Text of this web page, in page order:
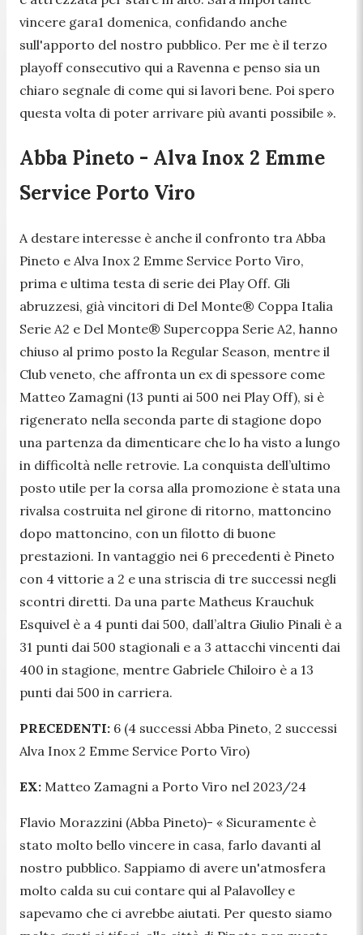
vincere gara1 domenica, confidando anche
sull'apporto del nostro pubblico. Per me è il terzo
playoff consecutivo qui a Ravenna e penso sia un
chiaro segnale di come qui si lavori bene. Poi spero
questa volta di poter arrivare più avanti possibile ».
Abba Pineto - Alva Inox 2 Emme
Service Porto Viro
A destare interesse è anche il confronto tra Abba
Pineto e Alva Inox 2 Emme Service Porto Viro,
prima e ultima testa di serie dei Play Off. Gli
abruzzesi, già vincitori di Del Monte® Coppa Italia
Serie A2 e Del Monte® Supercoppa Serie A2, hanno
chiuso al primo posto la Regular Season, mentre il
Club veneto, che affronta un ex di spessore come
Matteo Zamagni (13 punti ai 500 nei Play Off), si è
rigenerato nella seconda parte di stagione dopo
una partenza da dimenticare che lo ha visto a lungo
in difficoltà nelle retrovie. La conquista dell’ultimo
posto utile per la corsa alla promozione è stata una
rivalsa costruita nel girone di ritorno, mattoncino
dopo mattoncino, con un filotto di buone
prestazioni. In vantaggio nei 6 precedenti è Pineto
con 4 vittorie a 2 e una striscia di tre successi negli
scontri diretti. Da una parte Matheus Krauchuk
Esquivel è a 4 punti dai 500, dall’altra Giulio Pinali è a
31 punti dai 500 stagionali e a 3 attacchi vincenti dai
400 in stagione, mentre Gabriele Chiloiro è a 13
punti dai 500 in carriera.
PRECEDENTI: 6 (4 successi Abba Pineto, 2 successi
Alva Inox 2 Emme Service Porto Viro)
EX: Matteo Zamagni a Porto Viro nel 2023/24
Flavio Morazzini (Abba Pineto)- « Sicuramente è
stato molto bello vincere in casa, farlo davanti al
nostro pubblico. Sappiamo di avere un'atmosfera
molto calda su cui contare qui al Palavolley e
sapevamo che ci avrebbe aiutati. Per questo siamo